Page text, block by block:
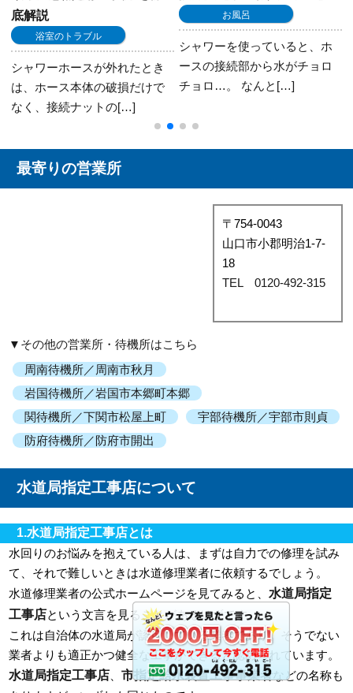
シャワーを使っていると、ホ
ースの接続部から水がチョロ
チョロ…。 なんと[…]
お風呂
浴槽の流れの悪さは、つまり
の前兆です。 放置しておく
と、やがてつまりへ[…]
最寄りの営業所
〒754-0043
山口市小郡明治1-7-
18
TEL 0120-492-315
▼その他の営業所・待機所はこちら
周南待機所／周南市秋月
岩国待機所／岩国市本郷町本郷
関待機所／下関市松屋上町
宇部待機所／宇部市則貞
防府待機所／防府市開出
水道局指定工事店について
1.水道局指定工事店とは
水回りのお悩みを抱えている人は、まずは自力での修理を試み
て、それで難しいときは水道修理業者に依頼するでしょう。
水道修理業者の公式ホームページを見てみると、水道局指定
工事店という文言を見ることがあるはずです。
これは自治体の水道局が認可している業者であり、そうでない
業者よりも適正かつ健全な工事ができると認められています。
水道局指定工事店、市指定給水装置工事事業者などの名称も